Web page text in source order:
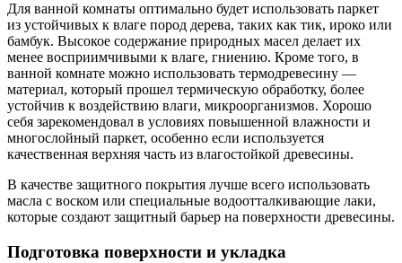
Для ванной комнаты оптимально будет использовать паркет
из устойчивых к влаге пород дерева, таких как тик, ироко или
бамбук. Высокое содержание природных масел делает их
менее восприимчивыми к влаге, гниению. Кроме того, в
ванной комнате можно использовать термодревесину —
материал, который прошел термическую обработку, более
устойчив к воздействию влаги, микроорганизмов. Хорошо
себя зарекомендовал в условиях повышенной влажности и
многослойный паркет, особенно если используется
качественная верхняя часть из влагостойкой древесины.
В качестве защитного покрытия лучше всего использовать
масла с воском или специальные водоотталкивающие лаки,
которые создают защитный барьер на поверхности древесины.
Подготовка поверхности и укладка